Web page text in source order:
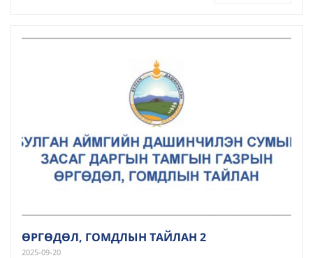
ӨРГӨДӨЛ, ГОМДЛЫН ТАЙЛАН 2
2025-09-20